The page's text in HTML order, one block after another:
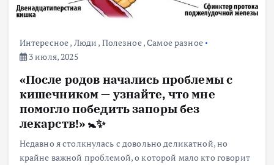
Интересное, Люди , Полезное,Самое разное
3 июля, 2025
«После родов начались проблемы с
кишечником — узнайте, что мне
помогло победить запоры без
лекарств!» 🚼✨
Недавно я столкнулась с довольно деликатной, но
крайне важной проблемой, о которой мало кто говорит